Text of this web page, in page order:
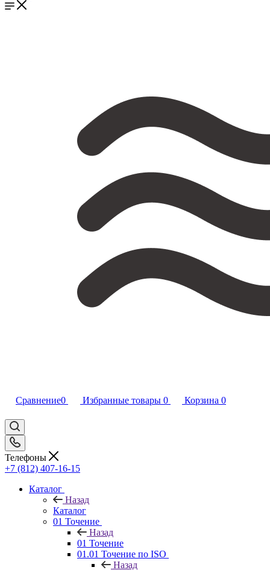
Сравнение0 Избранные товары 0 Корзина 0
Телефоны
+7 (812) 407-16-15
Каталог
Назад
Каталог
01 Точение
Назад
01 Точение
01.01 Точение по ISO
Назад